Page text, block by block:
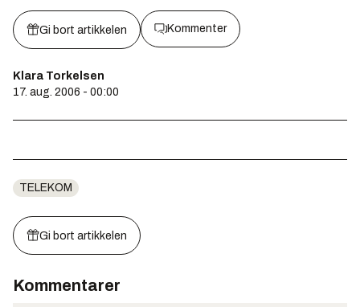
Gi bort artikkelen Kommenter
Klara Torkelsen
17. aug. 2006 - 00:00
TELEKOM
Gi bort artikkelen
Kommentarer